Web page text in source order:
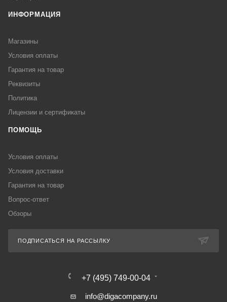
ИНФОРМАЦИЯ
Магазины
Условия оплаты
Гарантия на товар
Реквизиты
Политика
Лицензии и сертификаты
ПОМОЩЬ
Условия оплаты
Условия доставки
Гарантия на товар
Вопрос-ответ
Обзоры
ПОДПИСАТЬСЯ НА РАССЫЛКУ
+7 (495) 749-00-04
info@digacompany.ru